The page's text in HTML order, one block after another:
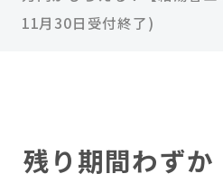
11月30日受付終了)
残り期間わずか